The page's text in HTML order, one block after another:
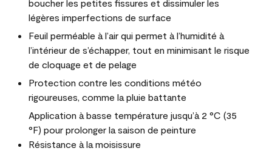
boucher les petites fissures et dissimuler les
légères imperfections de surface
Feuil perméable à l’air qui permet à l’humidité à
l’intérieur de s’échapper, tout en minimisant le risque
de cloquage et de pelage
Protection contre les conditions météo
rigoureuses, comme la pluie battante
Application à basse température jusqu’à 2 °C (35
°F) pour prolonger la saison de peinture
Résistance à la moisissure